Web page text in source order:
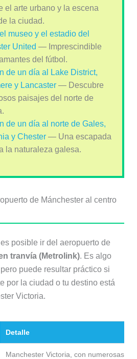
el arte urbano y la escena
la ciudad.
museo y el estadio del
United — Imprescindible
del fútbol.
de un día al Lake District,
y Lancaster— Descubre
paisajes del norte de
de un día al norte de Gales,
y Chester— Una escapada
la naturaleza galesa.
de Mánchester al centro
posible ir del aeropuerto de
tranvía (Metrolink). Es algo
puede resultar práctico si
por la ciudad o tu destino está
Victoria.
Detalle
Manchester Victoria, con numerosas